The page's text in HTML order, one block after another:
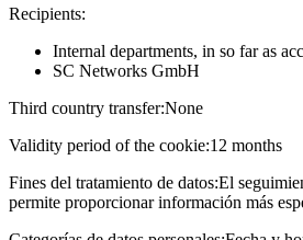
Recipients:
Internal departments, in so far as
SC Networks GmbH
Third country transfer:None
Validity period of the cookie:12 months
Fines del tratamiento de datos:El
permite proporcionar información más